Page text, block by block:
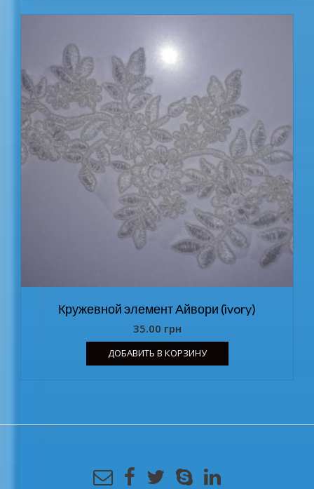
Кружевной элемент Айвори (ivory)
35.00 грн
ДОБАВИТЬ В КОРЗИНУ